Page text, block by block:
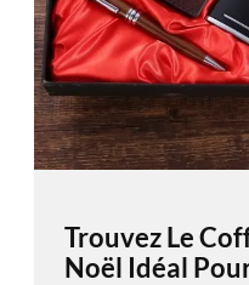
Trouvez Le
Noël Idéal